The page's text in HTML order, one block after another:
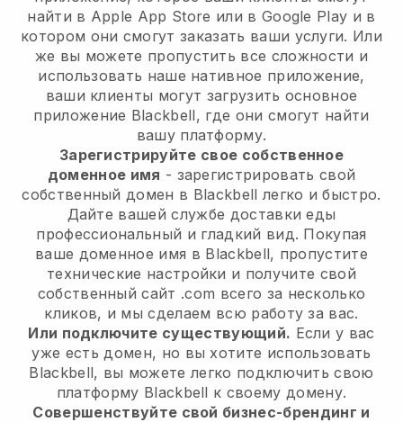
найти в Apple App Store или в Google Play и в
котором они смогут заказать ваши услуги. Или
же вы можете пропустить все сложности и
использовать наше нативное приложение,
ваши клиенты могут загрузить основное
приложение Blackbell, где они смогут найти
вашу платформу.
Зарегистрируйте свое собственное
доменное имя - зарегистрировать свой
собственный домен в Blackbell легко и быстро.
Дайте вашей службе доставки еды
профессиональный и гладкий вид. Покупая
ваше доменное имя в Blackbell, пропустите
технические настройки и получите свой
собственный сайт .com всего за несколько
кликов, и мы сделаем всю работу за вас.
Или подключите существующий. Если у вас
уже есть домен, но вы хотите использовать
Blackbell, вы можете легко подключить свою
платформу Blackbell к своему домену.
Совершенствуйте свой бизнес-брендинг и